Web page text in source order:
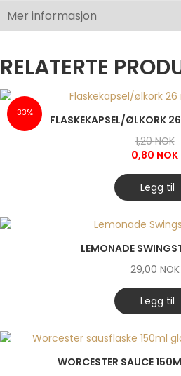
Mer informasjon
RELATERTE
33%
FLASKEKAPSEL/ØLKORK
1,20NOK
0,80 NOK
pris
er:
Legg til
LEMONADE
29,00 NOK
Legg til
WORCESTER SAUCE